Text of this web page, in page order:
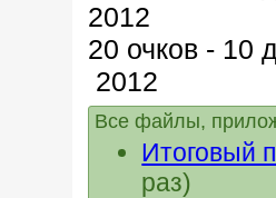
2012
20 очков - 10
2012
Все файлы,
Итоговый
раз)